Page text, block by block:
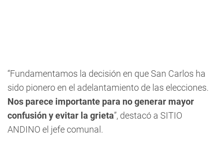
“Fundamentamos la decisión en que San Carlos ha
sido pionero en el adelantamiento de las elecciones.
Nos parece importante para no generar mayor
confusión y evitar la grieta”, destacó a SITIO
ANDINO el jefe comunal.